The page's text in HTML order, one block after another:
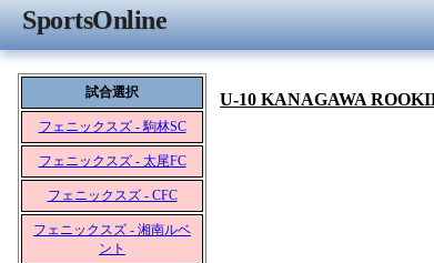
SportsOnline
試合選択
フェニックスズ - 駒林SC
フェニックスズ - 太尾FC
フェニックスズ - CFC
フェニックスズ - 湘南ルベ
ント
U-10 KANAGAWA